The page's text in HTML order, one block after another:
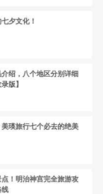
夕文化！
绍，八个地区分别详细
版】
瑛旅行七个必去的绝美
！明治神宫完全旅游攻
线